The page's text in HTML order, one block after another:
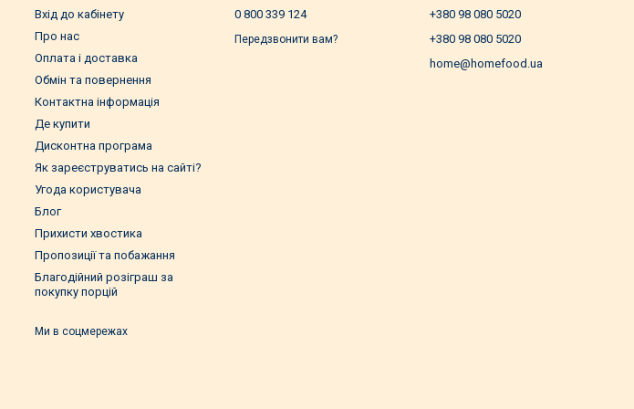
Вхід до кабінету
Про нас
Оплата і доставка
Обмін та повернення
Контактна інформація
Де купити
Дисконтна програма
Як зареєструватись на сайті?
Угода користувача
Блог
Прихисти хвостика
Пропозиції та побажання
Благодійний розіграш за
покупку порцій
Ми в соцмережах
0 800 339 124
Передзвонити вам?
+380 98 080 5020
+380 98 080 5020
home@homefood.ua